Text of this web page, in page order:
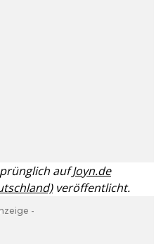
aufJoyn.de
veröffentlicht.
-